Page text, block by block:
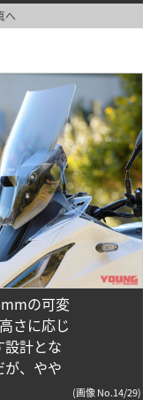
へ
の可変
さに応じ
設計とな
が、やや
(画像 No.14/29)